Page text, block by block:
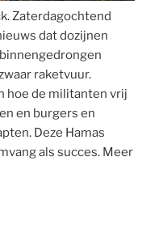
Zaterdagochtend
dat dozijnen
raketvuur.
hoe de militanten vrij
en burgers en
Deze Hamas
als succes. Meer